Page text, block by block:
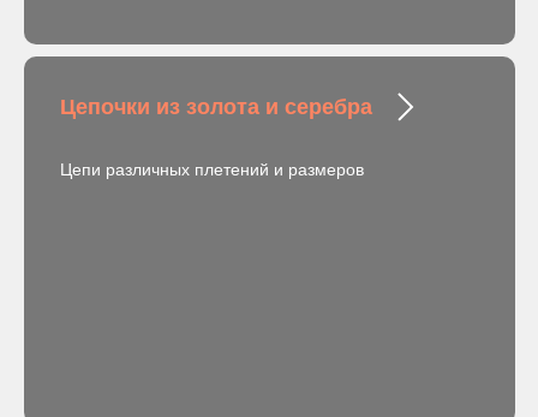
Цепочки из золота и серебра
Цепи различных плетений и размеров